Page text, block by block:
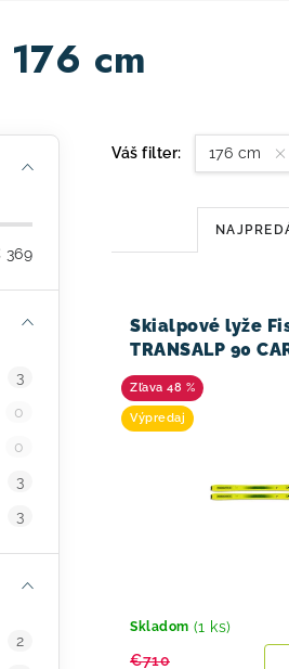
cm
369
3
0
0
3
3
2
Váš filter: 176 cm
R
a
d
e
n
e
p
d
V
ý
p
o
d
Skialpové lyže
TRANSALP 90
48 %
Výpredaj
Skladom (1 ks)
€710